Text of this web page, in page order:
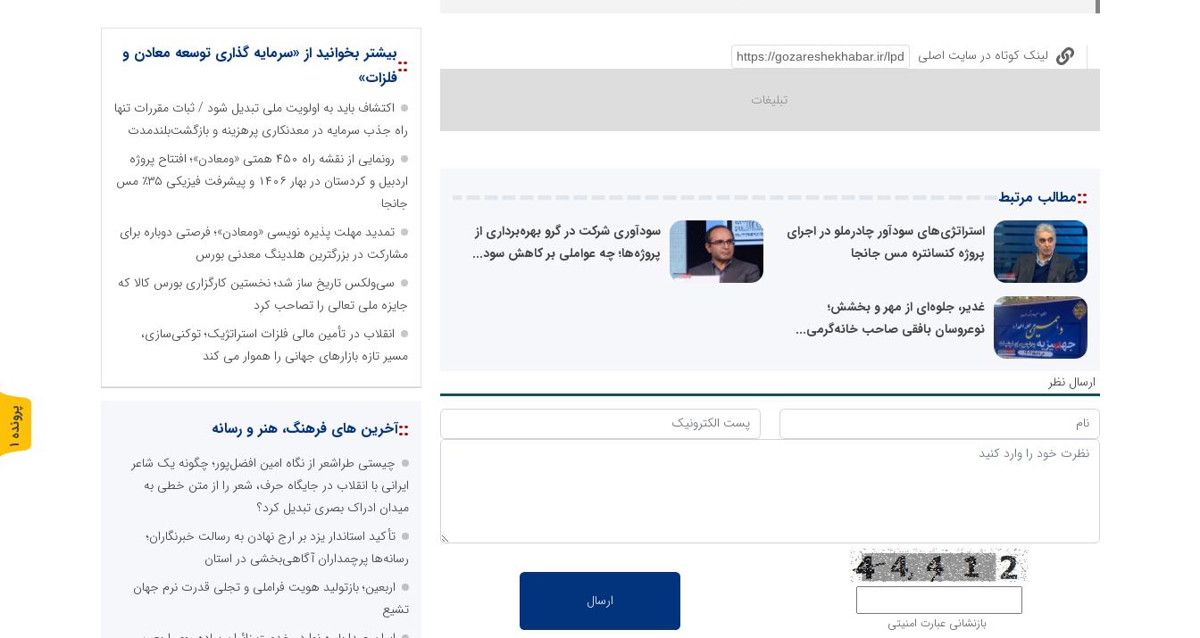
لینک کوتاه در سایت اصلی
::مطالب مرتبط
استراتژی‌های سودآور چادرملو در اجرای
پروژه کنسانتره مس جانجا
سودآوری شرکت در گرو بهره‌برداری از
پروژه‌ها؛ چه عواملی بر کاهش سود...
غدیر، جلوه‌ای از مهر و بخشش؛
نوعروسان بافقی صاحب خانه‌گرمی...
ارسال نظر
بازنشانی عبارت امنیتی
::بیشتر بخوانید از «سرمایه گذاری توسعه معادن و
فلزات»
اکتشاف باید به اولویت ملی تبدیل شود / ثبات مقررات تنها
راه جذب سرمایه در معدنکاری پرهزینه و بازگشت‌بلندمدت
رونمایی از نقشه راه ۴۵۰ همتی «ومعادن»؛ افتتاح پروژه
اردبیل و کردستان در بهار ۱۴۰۶ و پیشرفت فیزیکی ۳۵٪ مس
جانجا
تمدید مهلت پذیره نویسی «ومعادن»؛ فرصتی دوباره برای
مشارکت در بزرگترین هلدینگ معدنی بورس
سی‌ولکس تاریخ ساز شد؛ نخستین کارگزاری بورس کالا که
جایزه ملی تعالی را تصاحب کرد
انقلاب در تأمین مالی فلزات استراتژیک؛ توکنی‌سازی،
مسیر تازه بازارهای جهانی را هموار می کند
::آخرین های فرهنگ، هنر و رسانه
چیستی طراشعر از نگاه امین افضل‌پور؛ چگونه یک شاعر
ایرانی با انقلاب در جایگاه حرف، شعر را از متن خطی به
میدان ادراک بصری تبدیل کرد؟
تأکید استاندار یزد بر ارج نهادن به رسالت خبرنگاران؛
رسانه‌ها پرچمداران آگاهی‌بخشی در استان
اربعین؛ بازتولید هویت فراملی و تجلی قدرت نرم جهان
تشیع
پ
ر
و
ن
د
ه
1